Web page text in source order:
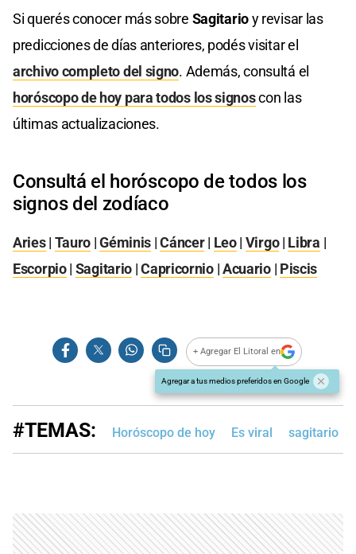
Si querés conocer más sobre Sagitarioy revisar las
predicciones de días anteriores, podés visitar el
archivo completo del signo. Además, consultá el
horóscopo de hoy para todos los signoscon las
últimas actualizaciones.
Consultá el horóscopo de todos los
signos del zodíaco
Aries| Tauro |Géminis |Cáncer| Leo| Virgo| Libra |
Escorpio| Sagitario |Capricornio|Acuario| Piscis
+ Agregar El Litoral en
Agregar a tus medios preferidos en Google
#TEMAS: Horóscopo de hoy Es viral sagitario